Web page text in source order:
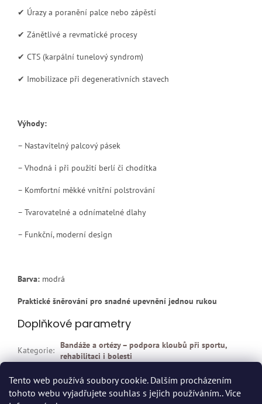
Tento web používá soubory cookie. Dalším procházením
tohoto webu vyjadřujete souhlas s jejich používáním.. Více
✔ Úrazy a poranění palce nebo zápěstí
✔ Zánětlivé a revmatické procesy
✔ CTS (karpální tunelový syndrom)
✔ Imobilizace při degenerativních stavech
Výhody:
– Nastavitelný palcový pásek
– Vhodná i při použití berlí či chodítka
– Komfortní měkké vnitřní polstrování
– Tvarovatelné a odnímatelné dlahy
– Funkční, moderní design
Barva: modrá
Praktické šněrování pro snadné upevnění jednou rukou
Doplňkové parametry
Kategorie: Bandáže a ortézy – podpora kloubů při sportu,
rehabilitaci i bolesti